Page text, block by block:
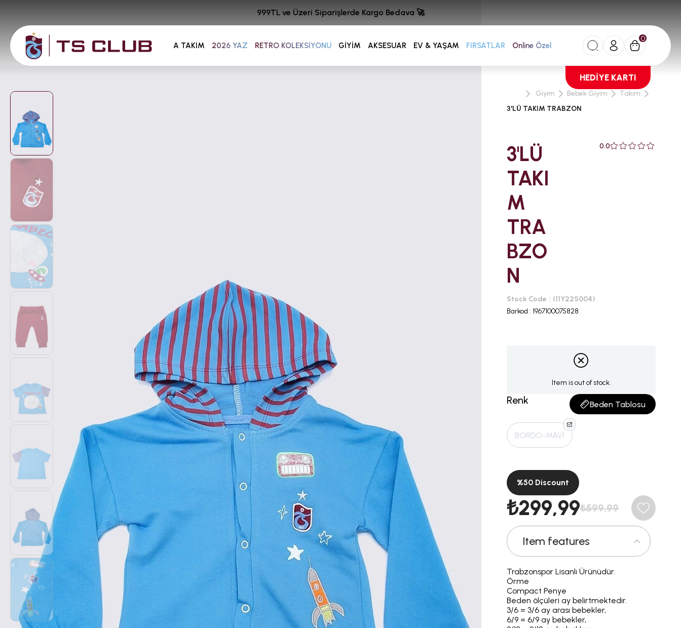
A TAKIM 2026 YAZ RETRO KOLEKSİYONU GİYİM AKSESUAR EV & YAŞAM FIRSATLAR Online Özel
0
HEDİYE KARTI
999TL ve Üzeri Siparişlerde Kargo Bedava 🚀
Giyim Bebek Giyim
Takım
3'LÜ TAKIM TRABZON
3'LÜ
TAKI
M
TRA
BZO
N
0.0
Stock Code
(11Y22S004)
Barkod : 1967100075828
Item is out of stock.
Renk Beden Tablosu
BORDO-MAVİ
%50 Discount
₺599,99
₺299,99
Item features
Trabzonspor Lisanlı Ürünüdür.
Örme
Compact Penye
Beden ölçüleri ay belirtmektedir.
3/6 = 3/6 ay arası bebekler,
6/9 = 6/9 ay bebekler,